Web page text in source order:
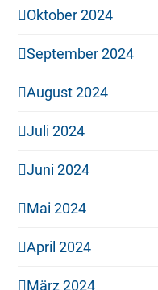
Oktober 2024
September 2024
August 2024
Juli 2024
Juni 2024
Mai 2024
April 2024
März 2024